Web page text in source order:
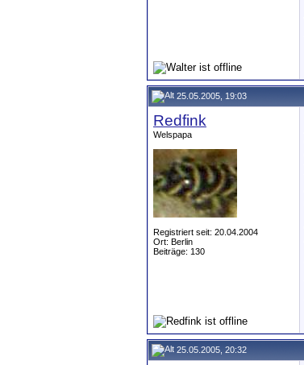
25.05.2005, 19:03
Redfink
Welspapa
Registriert seit: 20.04.2004
Ort: Berlin
Beiträge: 130
25.05.2005, 20:32